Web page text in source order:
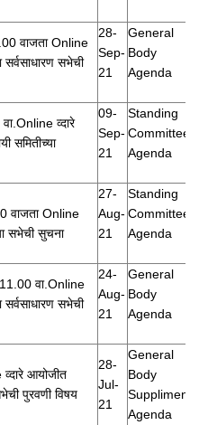
वाजता Online
सभेची
28-
Sep-
21
General
Body
Agenda
व्दारे
समितीच्या
09-
Sep-
21
Standing
Committee
Agenda
वाजता Online
सभेची सुचना
27-
Aug-
21
Standing
Committee
Agenda
वा.Online
सभेची
24-
Aug-
21
General
Body
Agenda
आयोजीत
पुरवणी विषय
28-
Jul-
21
General
Body
Suppliment
Agenda